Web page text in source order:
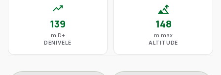
trending_up
139
m D+
DÉNIVELÉ
altitude
148
m max
ALTITUDE